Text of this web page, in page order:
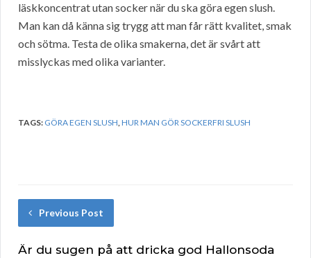
läskkoncentrat utan socker när du ska göra egen slush.
Man kan då känna sig trygg att man får rätt kvalitet, smak
och sötma. Testa de olika smakerna, det är svårt att
misslyckas med olika varianter.
TAGS: GÖRA EGEN SLUSH,HUR MAN GÖR SOCKERFRI SLUSH
Previous Post
Är du sugen på att dricka god Hallonsoda